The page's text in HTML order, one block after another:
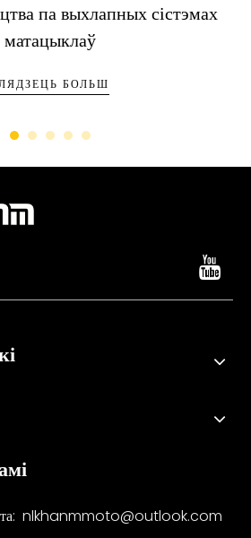
па выхлапных сістэмах
матацыклаў
БОЛЬШ
nlkhanmmoto@outlook.com